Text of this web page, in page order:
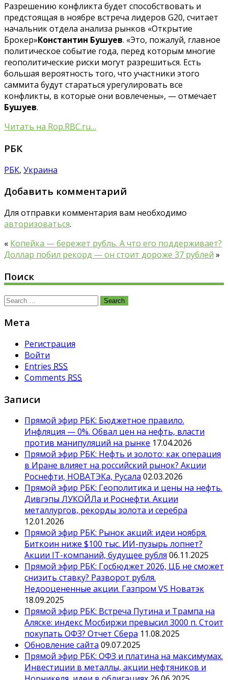
Разрешению конфликта будет способствовать и
предстоящая в ноябре встреча лидеров G20, считает
начальник отдела анализа рынков «Открытие
Брокер»Константин Бушуев. «Это, пожалуй, главное
политическое событие года, перед которым многие
геополитические риски могут разрешиться. Есть
большая вероятность того, что участники этого
саммита будут стараться урегулировать все
конфликты, в которые они вовлечены», — отмечает
Бушуев.
Читать на Rop.RBC.ru…
РБК
РБК, Украина
Добавить комментарий
Для отправки комментария вам необходимо
авторизоваться.
« Копейка — бережет рубль. А что его поддерживает?
Доллар побил рекорд — он стоит дороже 37 рублей »
Поиск
Search
Мета
Регистрация
Войти
Entries RSS
Comments RSS
Записи
Прямой эфир РБК: Бюджетное правило.
Инфляция — 0%. Обвал цен на нефть, власти
против манипуляций на рынке 17.04.2026
Прямой эфир РБК: Нефть и золото: как операция
в Иране влияет на российский рынок? Акции
Роснефти, НОВАТЭКа, Русала 02.03.2026
Прямой эфир РБК: Геополитика и цены на нефть.
Дивгэпы ЛУКОЙЛа и Роснефти. Акции
металлургов, рекорды золота и серебра
12.01.2026
Прямой эфир РБК: Рынок акций: идеи ноября.
Биткоин ниже $100 тыс. ИИ-пузырь лопнет?
Акции IT-компаний, будущее рубля 06.11.2025
Прямой эфир РБК: Госбюджет 2026, ЦБ не сможет
снизить ставку? Разворот рубля.
Недооцененные акции. Газпром VS Новатэк
18.09.2025
Прямой эфир РБК: Встреча Путина и Трампа на
Аляске: индекс Мосбиржи превысил 3000 п. Стоит
покупать ОФЗ? Отчет Сбера 11.08.2025
Обновление сайта 09.07.2025
Прямой эфир РБК: ОФЗ и платина на максимумах.
Инвестиции в металлы, акции нефтяников и